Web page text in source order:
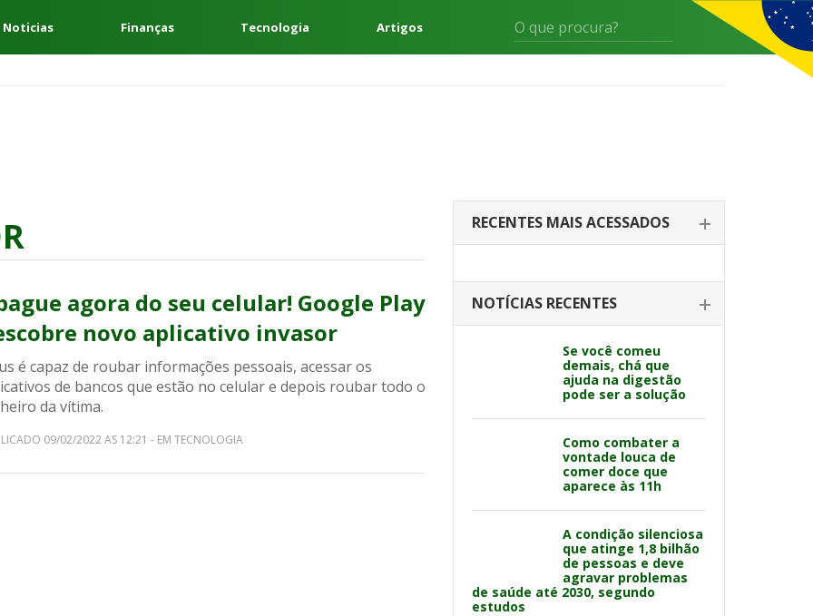
Noticias Finanças Tecnologia Artigos
agora do seu celular! Google Play
novo aplicativo invasor
é capaz de roubar informações pessoais, acessar os
de bancos que estão no celular e depois roubar todo o
da vítima.
09/02/2022 AS 12:21 - EM TECNOLOGIA
RECENTES MAIS ACESSADOS
NOTÍCIAS RECENTES
Se você comeu
demais, chá que
ajuda na digestão
pode ser a solução
Como combater a
vontade louca de
comer doce que
aparece às 11h
A condição silenciosa
que atinge 1,8 bilhão
de pessoas e deve
agravar problemas
de saúde até 2030, segundo
estudos